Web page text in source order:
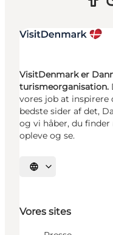
VisitDenmark er
turismeorganisation.
vores job at
bedste sider af det,
og vi håber, du
opleve og se.
Vælg sprog
Vores sites